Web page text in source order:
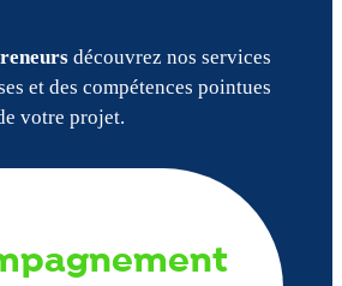
découvrez nos services
et des compétences pointues
votre projet.